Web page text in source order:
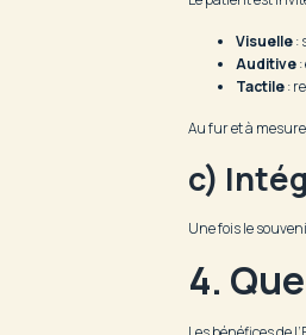
Visuelle:
Auditive
Tactile:
Au fur et à
c)
Une fois le
4.